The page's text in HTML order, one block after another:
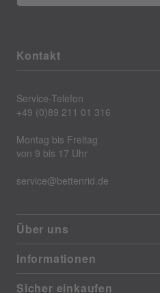
Kontakt
Service-Telefon
+49 (0)89 211 01 316
Montag bis Freitag
von 9 bis 17 Uhr
service@bettenrid.de
Über uns
Informationen
Sicher einkaufen